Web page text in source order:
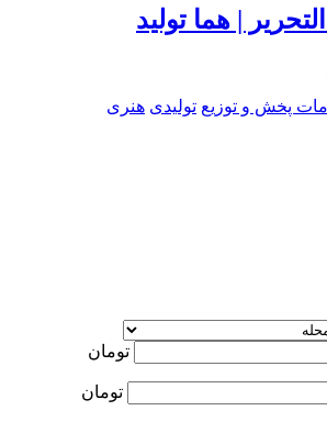
| هما تولید
پخش و توزیع تولیدی هنری
تومان
تومان